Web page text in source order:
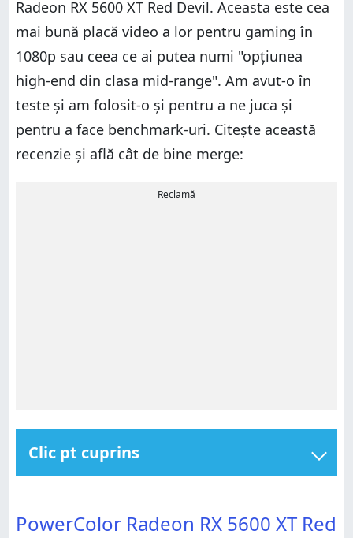
Radeon RX 5600 XT Red Devil. Aceasta este cea
mai bună placă video a lor pentru gaming în
1080p sau ceea ce ai putea numi "opțiunea
high-end din clasa mid-range". Am avut-o în
teste și am folosit-o și pentru a ne juca și
pentru a face benchmark-uri. Citește această
recenzie și află cât de bine merge:
Reclamă
Clic pt cuprins
Pro și contra
cine este o alegere potrivită?
PowerColor Radeon RX 5600 XT Red